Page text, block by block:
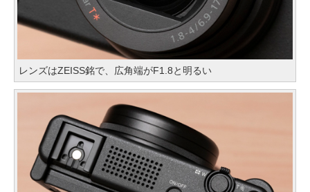
レンズはZEISS銘で、広角端がF1.8と明るい